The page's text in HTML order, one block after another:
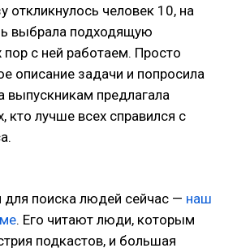
откликнулось человек 10, на
выбрала подходящую
с ней работаем. Просто
описание задачи и попросила
выпускникам предлагала
кто лучше всех справился с
для поиска людей сейчас — наш
. Его читают люди, которым
подкастов, и большая